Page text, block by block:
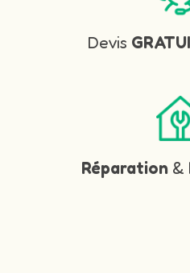
Devis
Réparation &